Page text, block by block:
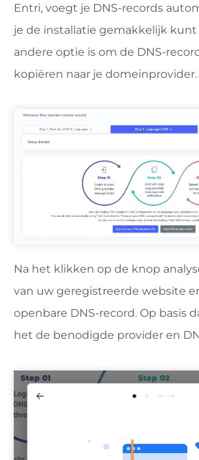
Entri, voegt je DNS-records
je de installatie gemakkelijk kunt
andere optie is om de DNS-
kopiëren naar je domeinprovider.
Na het klikken op de knop
van uw geregistreerde website
openbare DNS-record. Op basis
het de benodigde provider en